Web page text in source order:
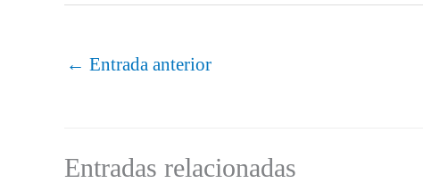
← Entrada anterior
Entradas relacionadas